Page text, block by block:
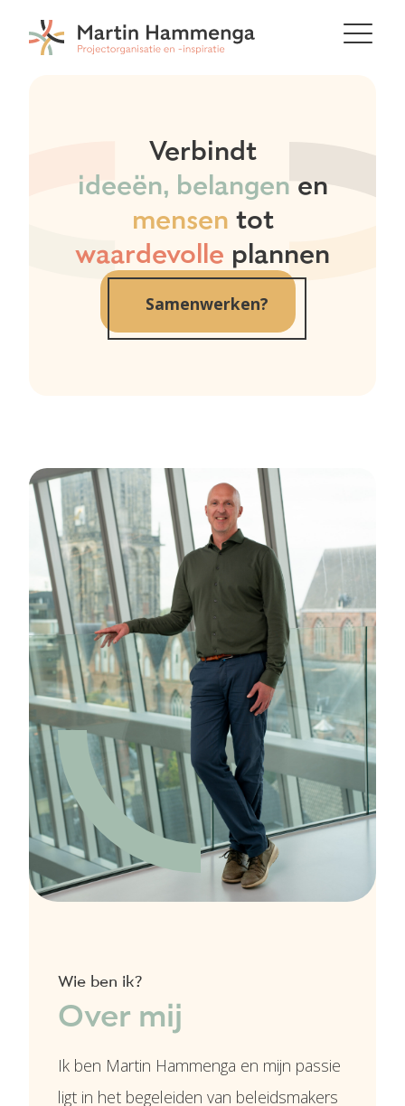
Verbindt
ideeën, belangen en
mensen tot
waardevolle plannen
Samenwerken?
Wie ben ik?
Over mij
Ik ben Martin Hammenga en mijn passie
ligt in het begeleiden van beleidsmakers